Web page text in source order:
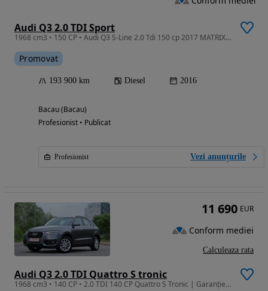
Audi Q3 2.0 TDI Sport
1968 cm3 • 150 CP • Audi Q3 S-Line 2.0 Tdi 150 cp 2017 MATRIX, PANORAMA
Promovat
193 900 km Diesel 2016
Bacau (Bacau)
Profesionist • Publicat
Profesionist Vezi anunțurile
Audi Q3 2.0 TDI Quattro S tronic
1968 cm3 • 140 CP • 2.0 TDI 140 CP Quattro S Tronic | Garanție | Istoric Service | Trapă
11 690 EUR
Conform mediei
Calculeaza rata